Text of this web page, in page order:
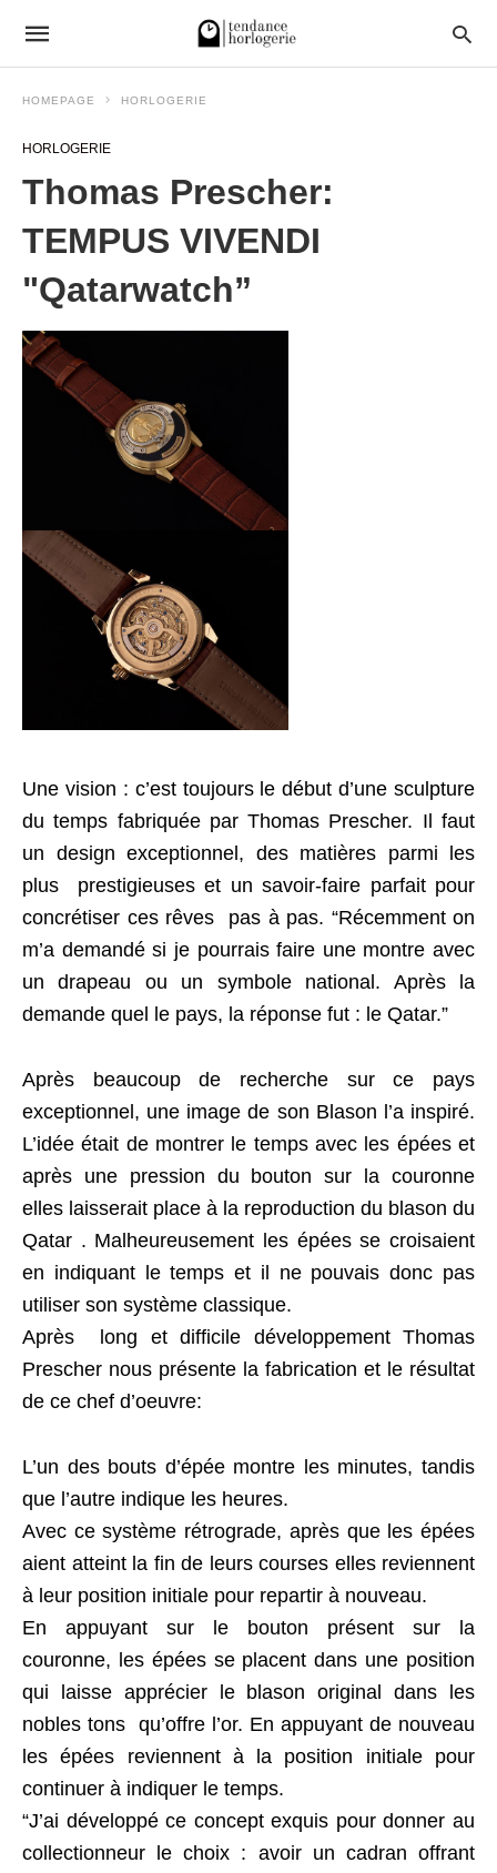
HOMEPAGE HORLOGERIE
HORLOGERIE
Thomas Prescher:
TEMPUS VIVENDI
"Qatarwatch”
Une vision : c’est toujours le début d’une sculpture
du temps fabriquée par Thomas Prescher. Il faut
un design exceptionnel, des matières parmi les
plus prestigieuses et un savoir-faire parfait pour
concrétiser ces rêves pas à pas. “Récemment on
m’a demandé si je pourrais faire une montre avec
un drapeau ou un symbole national. Après la
demande quel le pays, la réponse fut : le Qatar.”
Après beaucoup de recherche sur ce pays
exceptionnel, une image de son Blason l’a inspiré.
L’idée était de montrer le temps avec les épées et
après une pression du bouton sur la couronne
elles laisserait place à la reproduction du blason du
Qatar . Malheureusement les épées se croisaient
en indiquant le temps et il ne pouvais donc pas
utiliser son système classique.
Après long et difficile développement Thomas
Prescher nous présente la fabrication et le résultat
de ce chef d’oeuvre:
L’un des bouts d’épée montre les minutes, tandis
que l’autre indique les heures.
Avec ce système rétrograde, après que les épées
aient atteint la fin de leurs courses elles reviennent
à leur position initiale pour repartir à nouveau.
En appuyant sur le bouton présent sur la
couronne, les épées se placent dans une position
qui laisse apprécier le blason original dans les
nobles tons qu’offre l’or. En appuyant de nouveau
les épées reviennent à la position initiale pour
continuer à indiquer le temps.
“J’ai développé ce concept exquis pour donner au
collectionneur le choix : avoir un cadran offrant